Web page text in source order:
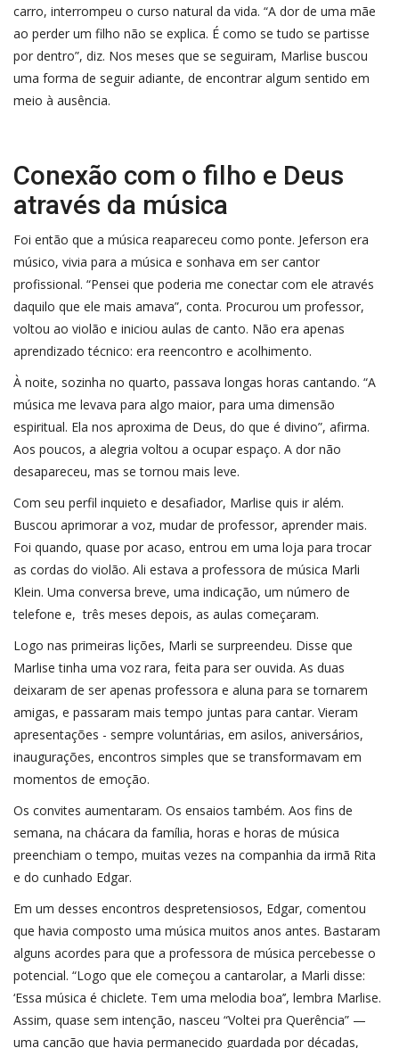
carro, interrompeu o curso natural da vida. “A dor de uma mãe
ao perder um filho não se explica. É como se tudo se partisse
por dentro”, diz. Nos meses que se seguiram, Marlise buscou
uma forma de seguir adiante, de encontrar algum sentido em
meio à ausência.
Conexão com o filho e Deus
através da música
Foi então que a música reapareceu como ponte. Jeferson era
músico, vivia para a música e sonhava em ser cantor
profissional. “Pensei que poderia me conectar com ele através
daquilo que ele mais amava”, conta. Procurou um professor,
voltou ao violão e iniciou aulas de canto. Não era apenas
aprendizado técnico: era reencontro e acolhimento.
À noite, sozinha no quarto, passava longas horas cantando. “A
música me levava para algo maior, para uma dimensão
espiritual. Ela nos aproxima de Deus, do que é divino”, afirma.
Aos poucos, a alegria voltou a ocupar espaço. A dor não
desapareceu, mas se tornou mais leve.
Com seu perfil inquieto e desafiador, Marlise quis ir além.
Buscou aprimorar a voz, mudar de professor, aprender mais.
Foi quando, quase por acaso, entrou em uma loja para trocar
as cordas do violão. Ali estava a professora de música Marli
Klein. Uma conversa breve, uma indicação, um número de
telefone e, três meses depois, as aulas começaram.
Logo nas primeiras lições, Marli se surpreendeu. Disse que
Marlise tinha uma voz rara, feita para ser ouvida. As duas
deixaram de ser apenas professora e aluna para se tornarem
amigas, e passaram mais tempo juntas para cantar. Vieram
apresentações - sempre voluntárias, em asilos, aniversários,
inaugurações, encontros simples que se transformavam em
momentos de emoção.
Os convites aumentaram. Os ensaios também. Aos fins de
semana, na chácara da família, horas e horas de música
preenchiam o tempo, muitas vezes na companhia da irmã Rita
e do cunhado Edgar.
Em um desses encontros despretensiosos, Edgar, comentou
que havia composto uma música muitos anos antes. Bastaram
alguns acordes para que a professora de música percebesse o
potencial. “Logo que ele começou a cantarolar, a Marli disse:
‘Essa música é chiclete. Tem uma melodia boa’’, lembra Marlise.
Assim, quase sem intenção, nasceu “Voltei pra Querência” —
uma canção que havia permanecido guardada por décadas,